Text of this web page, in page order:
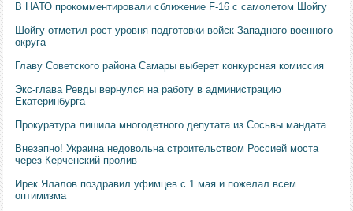
В НАТО прокомментировали сближение F-16 с самолетом Шойгу
Шойгу отметил рост уровня подготовки войск Западного военного
округа
Главу Советского района Самары выберет конкурсная комиссия
Экс-глава Ревды вернулся на работу в администрацию
Екатеринбурга
Прокуратура лишила многодетного депутата из Сосьвы мандата
Внезапно! Украина недовольна строительством Россией моста
через Керченский пролив
Ирек Ялалов поздравил уфимцев с 1 мая и пожелал всем
оптимизма